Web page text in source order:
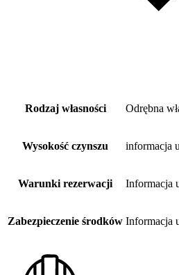
Rodzaj własności Odrębna
Wysokość czynszu informacja
Warunki rezerwacji Informacja
Zabezpieczenie środków Informacja